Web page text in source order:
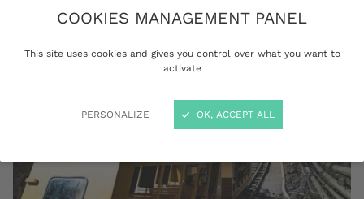
COOKIES MANAGEMENT PANEL
This site uses cookies and gives you control over what you want to
activate
PERSONALIZE OK, ACCEPT ALL
l’université de Bordeaux.